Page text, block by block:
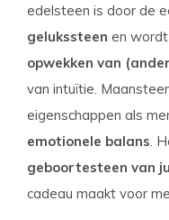
edelsteen is door de
gelukssteen en
opwekken van
van intuïtie.
eigenschappen als
emotionele balans.
geboortesteen van
cadeau maakt voor